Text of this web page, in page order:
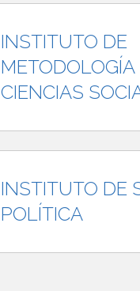
INSTITUTO DE
CIENCIAS
INSTITUTO DE
POLÍTICA